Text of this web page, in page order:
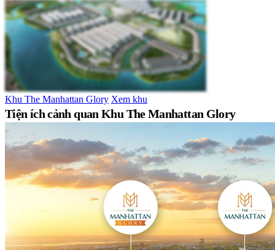
Khu The Manhattan Glory Xem khu
Tiện ích cảnh quan Khu The Manhattan Glory